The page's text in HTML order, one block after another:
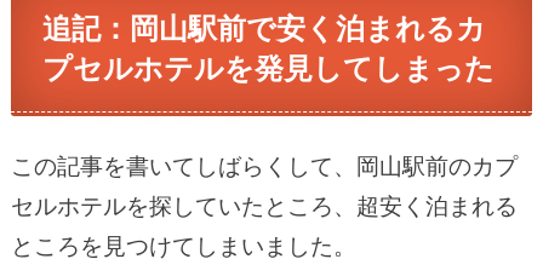
追記：岡山駅前で安く泊まれるカ
プセルホテルを発見してしまった
この記事を書いてしばらくして、岡山駅前のカプ
セルホテルを探していたところ、超安く泊まれる
ところを見つけてしまいました。